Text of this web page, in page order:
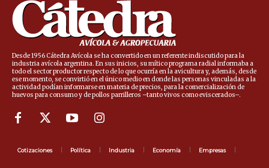
Desde 1956 Cátedra Avícola se ha convertido en un referente indiscutido para la
industria avícola argentina. En sus inicios, su mítico programa radial informaba a
todo el sector productor respecto de lo que ocurría en la avicultura y, además, desde
ese momento, se convirtió en el único medio en donde las personas vinculadas a la
actividad podían informarse en materia de precios, para la comercialización de
huevos para consumo y de pollos parrilleros –tanto vivos como eviscerados–.
Cotizaciones Política Industria Economía Empresas